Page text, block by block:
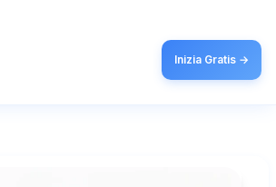
Inizia Gratis →